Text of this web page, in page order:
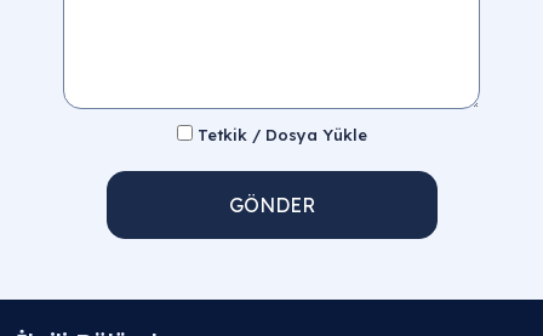
Tetkik / Dosya Yükle
GÖNDER